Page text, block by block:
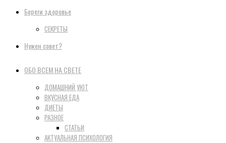
Береги здоровье
СЕКРЕТЫ
Нужен совет?
ОБО ВСЕМ НА СВЕТЕ
ДОМАШНИЙ УЮТ
ВКУСНАЯ ЕДА
ДИЕТЫ
РАЗНОЕ
СТАТЬИ
АКТУАЛЬНАЯ ПСИХОЛОГИЯ